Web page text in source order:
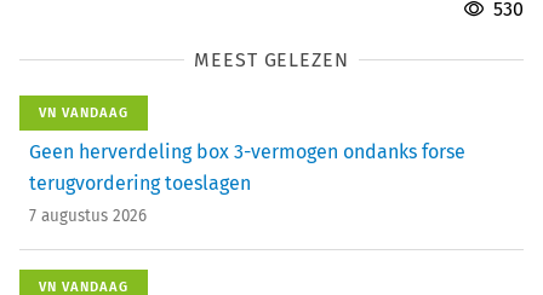
530
MEEST GELEZEN
VN VANDAAG
Geen herverdeling box 3-vermogen ondanks forse
terugvordering toeslagen
7 augustus 2026
VN VANDAAG